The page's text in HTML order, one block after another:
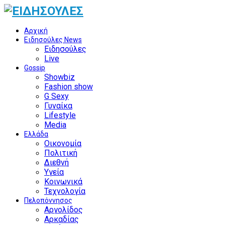
Αρχική
Ειδησούλες News
Ειδησούλες
Live
Gossip
Showbiz
Fashion show
G Sexy
Γυναίκα
Lifestyle
Media
Ελλάδα
Οικονομία
Πολιτική
Διεθνή
Υγεία
Κοινωνικά
Τεχνολογία
Πελοπόννησος
Αργολίδος
Αρκαδίας